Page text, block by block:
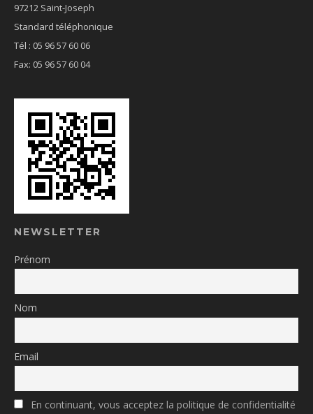
97212 Saint-Joseph
Standard téléphonique
Tél : 05 96 57 60 06
Fax: 05 96 57 60 04
NEWSLETTER
Prénom
Nom
Email
En continuant, vous acceptez la politique de confidentialité